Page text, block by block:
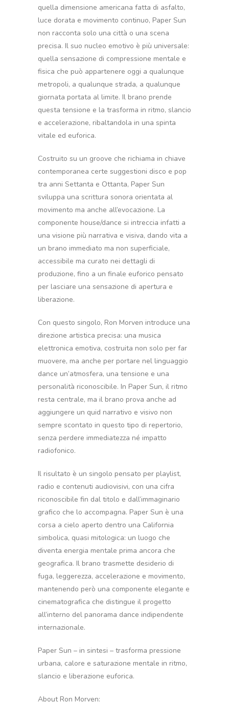
quella dimensione americana fatta di asfalto,
luce dorata e movimento continuo, Paper Sun
non racconta solo una città o una scena
precisa. Il suo nucleo emotivo è più universale:
quella sensazione di compressione mentale e
fisica che può appartenere oggi a qualunque
metropoli, a qualunque strada, a qualunque
giornata portata al limite. Il brano prende
questa tensione e la trasforma in ritmo, slancio
e accelerazione, ribaltandola in una spinta
vitale ed euforica.
Costruito su un groove che richiama in chiave
contemporanea certe suggestioni disco e pop
tra anni Settanta e Ottanta, Paper Sun
sviluppa una scrittura sonora orientata al
movimento ma anche all’evocazione. La
componente house/dance si intreccia infatti a
una visione più narrativa e visiva, dando vita a
un brano immediato ma non superficiale,
accessibile ma curato nei dettagli di
produzione, fino a un finale euforico pensato
per lasciare una sensazione di apertura e
liberazione.
Con questo singolo, Ron Morven introduce una
direzione artistica precisa: una musica
elettronica emotiva, costruita non solo per far
muovere, ma anche per portare nel linguaggio
dance un’atmosfera, una tensione e una
personalità riconoscibile. In Paper Sun, il ritmo
resta centrale, ma il brano prova anche ad
aggiungere un quid narrativo e visivo non
sempre scontato in questo tipo di repertorio,
senza perdere immediatezza né impatto
radiofonico.
Il risultato è un singolo pensato per playlist,
radio e contenuti audiovisivi, con una cifra
riconoscibile fin dal titolo e dall’immaginario
grafico che lo accompagna. Paper Sun è una
corsa a cielo aperto dentro una California
simbolica, quasi mitologica: un luogo che
diventa energia mentale prima ancora che
geografica. Il brano trasmette desiderio di
fuga, leggerezza, accelerazione e movimento,
mantenendo però una componente elegante e
cinematografica che distingue il progetto
all’interno del panorama dance indipendente
internazionale.
Paper Sun – in sintesi – trasforma pressione
urbana, calore e saturazione mentale in ritmo,
slancio e liberazione euforica.
About Ron Morven: